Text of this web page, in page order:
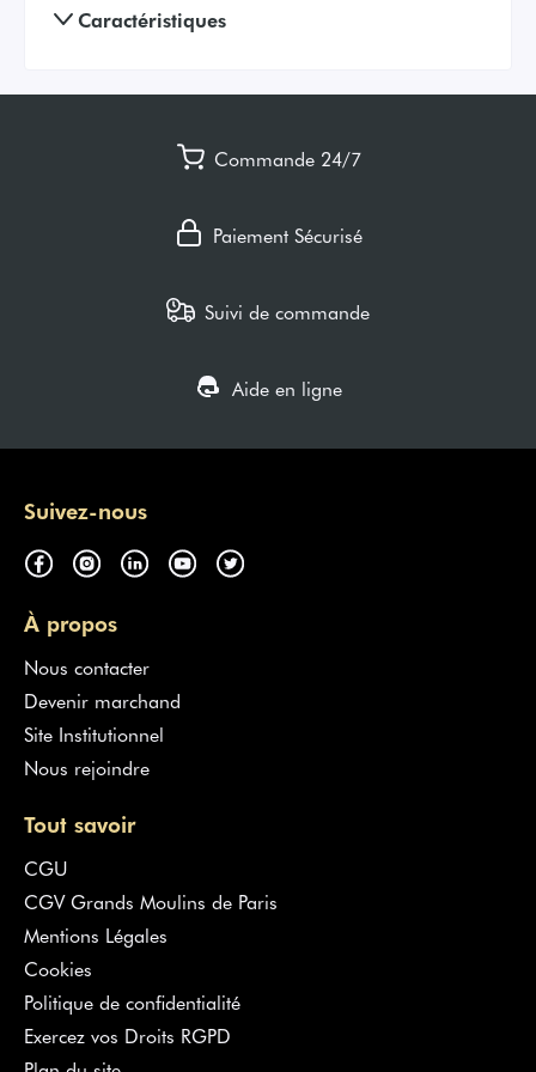
Caractéristiques
Commande 24/7
Paiement Sécurisé
Suivi de commande
Aide en ligne
Suivez-nous
À propos
Nous contacter
Devenir marchand
Site Institutionnel
Nous rejoindre
Tout savoir
CGU
CGV Grands Moulins de Paris
Mentions Légales
Cookies
Politique de confidentialité
Exercez vos Droits RGPD